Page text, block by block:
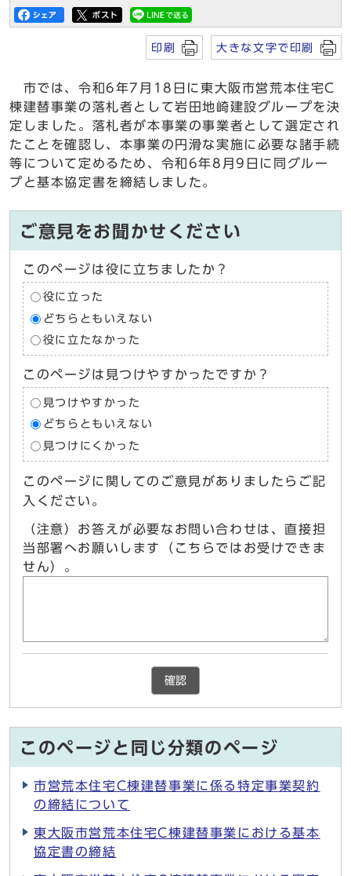
印刷 大きな文字で印刷
市では、令和6年7月18日に東大阪市営荒本住宅C
棟建替事業の落札者として岩田地崎建設グループを決
定しました。落札者が本事業の事業者として選定され
たことを確認し、本事業の円滑な実施に必要な諸手続
等について定めるため、令和6年8月9日に同グルー
プと基本協定書を締結しました。
ご意見をお聞かせください
このページは役に立ちましたか？
役に立った
どちらともいえない
役に立たなかった
このページは見つけやすかったですか？
見つけやすかった
どちらともいえない
見つけにくかった
このページに関してのご意見がありましたらご記
入ください。
（注意）お答えが必要なお問い合わせは、直接担
当部署へお願いします（こちらではお受けできま
せん）。
確認
このページと同じ分類のページ
市営荒本住宅C棟建替事業に係る特定事業契約
の締結について
東大阪市営荒本住宅C棟建替事業における基本
協定書の締結